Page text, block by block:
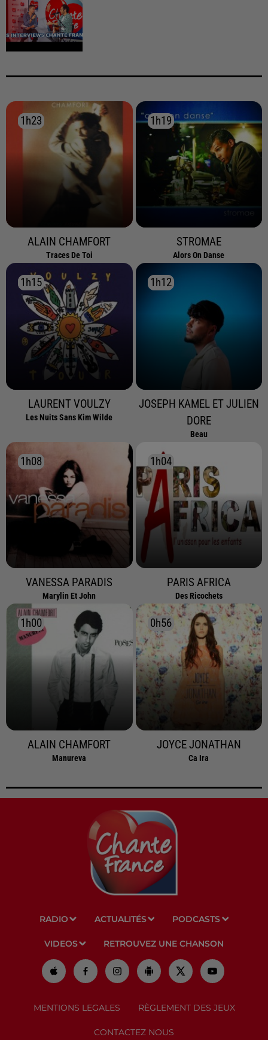
1h23
1h23
ALAIN CHAMFORT
Traces De Toi
1h19
1h19
STROMAE
Alors On Danse
1h15
1h15
LAURENT VOULZY
Les Nuits Sans Kim Wilde
1h12
1h12
JOSEPH KAMEL ET JULIEN
DORE
Beau
1h08
1h08
VANESSA PARADIS
Marylin Et John
1h04
1h04
PARIS AFRICA
Des Ricochets
1h00
1h00
ALAIN CHAMFORT
Manureva
0h56
0h56
JOYCE JONATHAN
Ca Ira
RADIO ACTUALITÉS PODCASTS
VIDEOS RETROUVEZ UNE CHANSON
MENTIONS LEGALES RÈGLEMENT DES JEUX
CONTACTEZ NOUS